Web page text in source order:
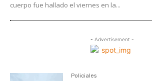
cuerpo fue hallado el viernes en la...
- Advertisement -
Policiales